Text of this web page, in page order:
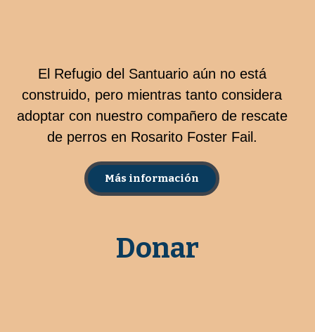
El Refugio del Santuario aún no está
construido, pero mientras tanto considera
adoptar con nuestro compañero de rescate
de perros en Rosarito Foster Fail.
Más información
Donar